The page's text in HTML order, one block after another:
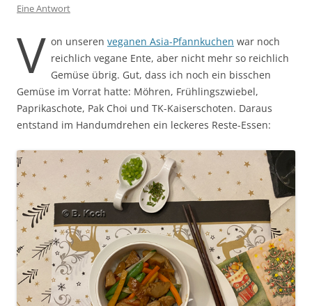
Eine Antwort
V on unseren veganen Asia-Pfannkuchen war noch
reichlich vegane Ente, aber nicht mehr so reichlich
Gemüse übrig. Gut, dass ich noch ein bisschen
Gemüse im Vorrat hatte: Möhren, Frühlingszwiebel,
Paprikaschote, Pak Choi und TK-Kaiserschoten. Daraus
entstand im Handumdrehen ein leckeres Reste-Essen: